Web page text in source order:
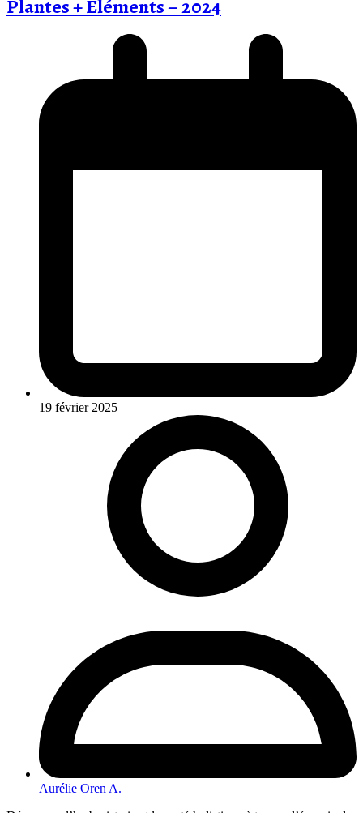
Plantes + Éléments – 2024
19 février 2025
Aurélie Oren A.